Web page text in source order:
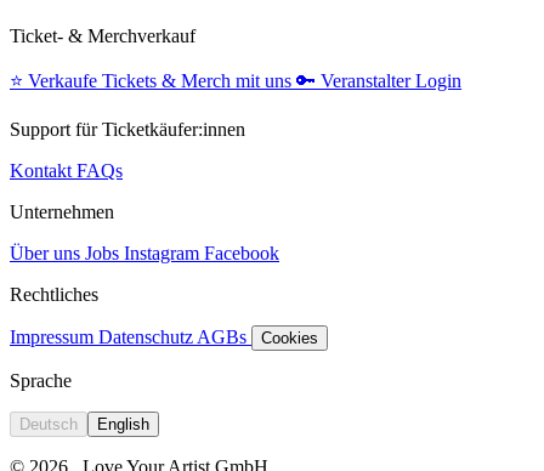
Ticket- & Merchverkauf
⭐️ Verkaufe Tickets & Merch mit uns 🔑 Veranstalter Login
Support für Ticketkäufer:innen
Kontakt FAQs
Unternehmen
Über uns Jobs Instagram Facebook
Rechtliches
Impressum Datenschutz AGBs Cookies
Sprache
Deutsch English